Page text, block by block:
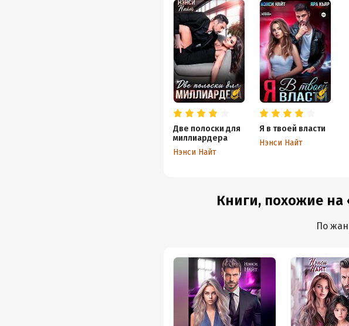
Две полоски для
миллиардера
Нэнси Найт
Я в твоей власти
Нэнси Найт
Книги, похожие на
По